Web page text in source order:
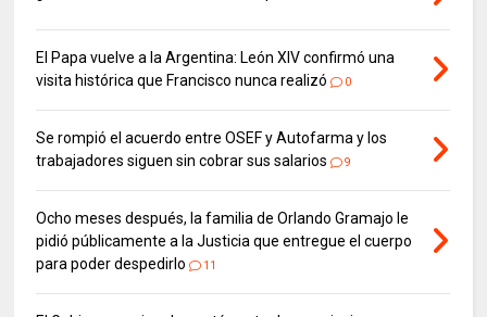
El Papa vuelve a la Argentina: León XIV confirmó una
visita histórica que Francisco nunca realizó
0
Se rompió el acuerdo entre OSEF y Autofarma y los
trabajadores siguen sin cobrar sus salarios
9
Ocho meses después, la familia de Orlando Gramajo le
pidió públicamente a la Justicia que entregue el cuerpo
para poder despedirlo
11